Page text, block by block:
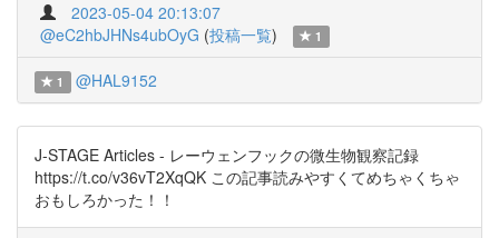
2023-05-04 20:13:07
@eC2hbJHNs4ubOyG (投稿一覧) 1
1 @HAL9152
J-STAGE Articles - レーウェンフックの微生物観察記録
https://t.co/v36vT2XqQK この記事読みやすくてめちゃくちゃ
おもしろかった！！